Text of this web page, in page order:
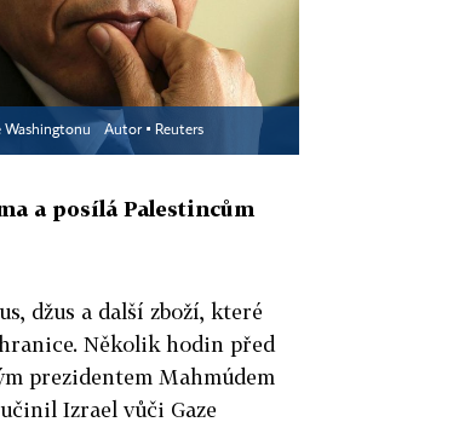
Washingtonu Autor ▪ Reuters
a posílá Palestincům
džus a další zboží, které
Několik hodin před
prezidentem Mahmúdem
Izrael vůči Gaze